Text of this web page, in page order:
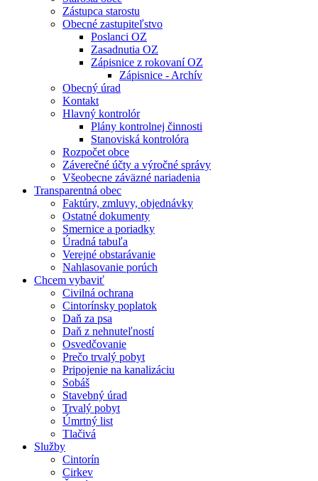
Zástupca starostu
Obecné zastupiteľstvo
Poslanci OZ
Zasadnutia OZ
Zápisnice z rokovaní OZ
Zápisnice - Archív
Obecný úrad
Kontakt
Hlavný kontrolór
Plány kontrolnej činnosti
Stanoviská kontrolóra
Rozpočet obce
Záverečné účty a výročné správy
Všeobecne záväzné nariadenia
Transparentná obec
Faktúry, zmluvy, objednávky
Ostatné dokumenty
Smernice a poriadky
Úradná tabuľa
Verejné obstarávanie
Nahlasovanie porúch
Chcem vybaviť
Civilná ochrana
Cintorínsky poplatok
Daň za psa
Daň z nehnuteľností
Osvedčovanie
Prečo trvalý pobyt
Pripojenie na kanalizáciu
Sobáš
Stavebný úrad
Trvalý pobyt
Úmrtný list
Tlačivá
Služby
Cintorín
Cirkev